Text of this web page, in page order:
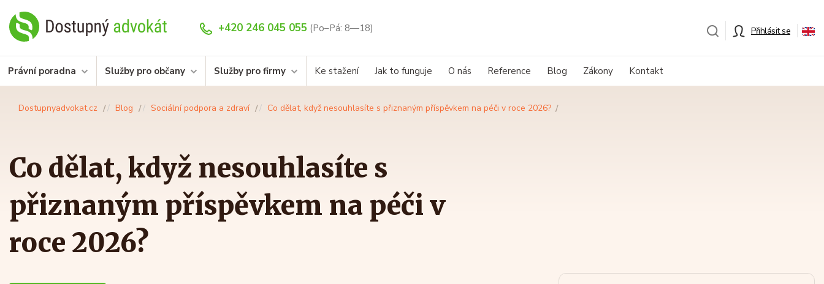
+420 246 045 055 (Po–Pá: 8—18) Přihlásit se
Právní poradna Služby pro občany Služby pro firmy Ke stažení Jak to funguje O nás Reference Blog Zákony Kontakt
Dostupnyadvokat.cz Blog Sociální podpora a zdraví Co dělat, když nesouhlasíte s přiznaným příspěvkem na péči v roce 2026?
Co dělat, když nesouhlasíte s
přiznaným příspěvkem na péči v
roce 2026?